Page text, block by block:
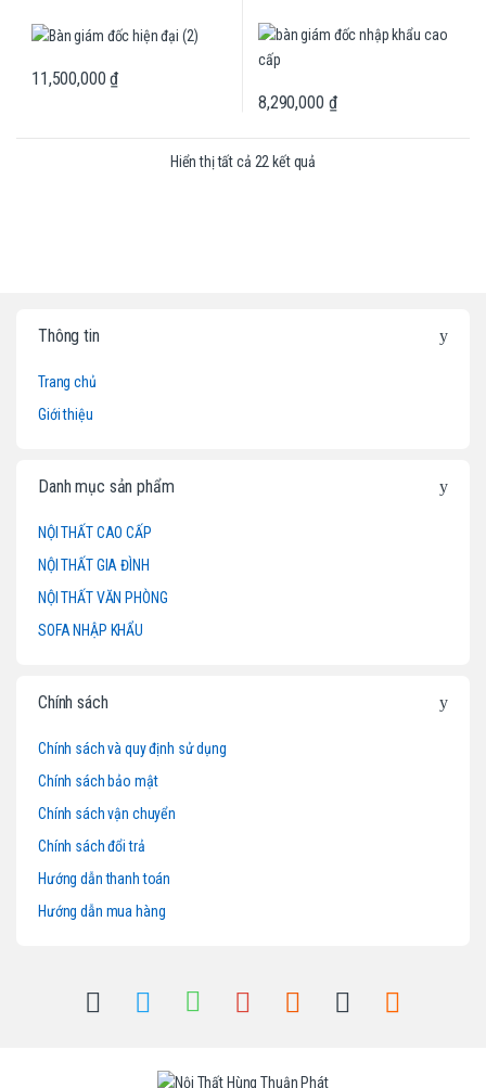
11,500,000₫
8,290,000 ₫
Hiển thị tất cả 22 kết quả
Thông tin
Trang chủ
Giới thiệu
Danh mục sản phẩm
NỘI THẤT CAO CẤP
NỘI THẤT GIA ĐÌNH
NỘI THẤT VĂN PHÒNG
SOFA NHẬP KHẨU
Chính sách
Chính sách và quy định sử dụng
Chính sách bảo mật
Chính sách vận chuyển
Chính sách đổi trả
Hướng dẫn thanh toán
Hướng dẫn mua hàng